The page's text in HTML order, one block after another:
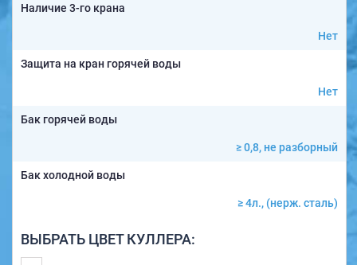
Наличие 3-го крана
Нет
Защита на кран горячей воды
Нет
Бак горячей воды
≥ 0,8, не разборный
Бак холодной воды
≥ 4л., (нерж. сталь)
ВЫБРАТЬ ЦВЕТ КУЛЛЕРА: